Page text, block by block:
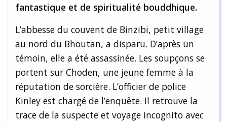
fantastique et de spiritualité bouddhique.
L’abbesse du couvent de Binzibi, petit village
au nord du Bhoutan, a disparu. D’après un
témoin, elle a été assassinée. Les soupçons se
portent sur Choden, une jeune femme à la
réputation de sorcière. L’officier de police
Kinley est chargé de l’enquête. Il retrouve la
trace de la suspecte et voyage incognito avec